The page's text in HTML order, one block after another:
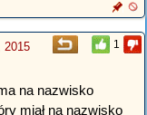
1
2015
na nazwisko
miał na nazwisko